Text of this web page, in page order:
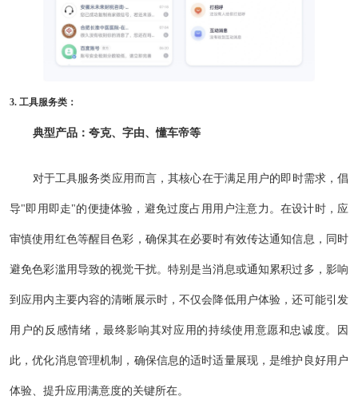
3. 工具服务类：
典型产品：夸克、字由、懂车帝等
对于工具服务类应用而言，其核心在于满足用户的即时需求，倡
导"即用即走"的便捷体验，避免过度占用用户注意力。在设计时，应
审慎使用红色等醒目色彩，确保其在必要时有效传达通知信息，同时
避免色彩滥用导致的视觉干扰。特别是当消息或通知累积过多，影响
到应用内主要内容的清晰展示时，不仅会降低用户体验，还可能引发
用户的反感情绪，最终影响其对应用的持续使用意愿和忠诚度。因
此，优化消息管理机制，确保信息的适时适量展现，是维护良好用户
体验、提升应用满意度的关键所在。